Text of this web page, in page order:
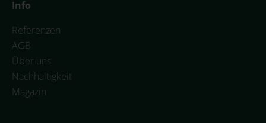
Info
Referenzen
AGB
Über uns
Nachhaltigkeit
Magazin